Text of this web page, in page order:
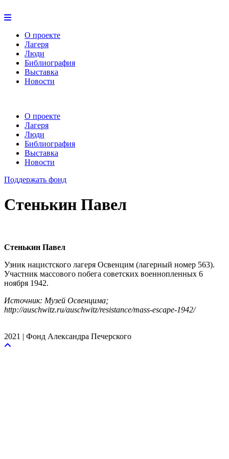
О проекте
Лагеря
Люди
Библиография
Выставка
Новости
О проекте
Лагеря
Люди
Библиография
Выставка
Новости
Поддержать фонд
Стенькин Павел
Стенькин Павел
Узник нацистского лагеря Освенцим (лагерный номер 563).
Участник массового побега советских военнопленных 6
ноября 1942.
Источник: Музей Освенцима;
http://auschwitz.ru/auschwitz/resistance/mass-escape-1942/
2021 | Фонд Александра Печерского